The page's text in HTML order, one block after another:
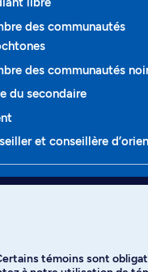
des communautés
des communautés
du secondaire
et conseillère
et cours
témoins sont